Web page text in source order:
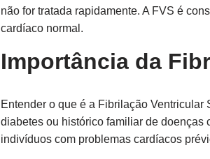
não for tratada rapidamente. A FVS é
cardíaco normal.
Importância da
Entender o que é a Fibrilação
diabetes ou histórico familiar de doenças
indivíduos com problemas cardíacos